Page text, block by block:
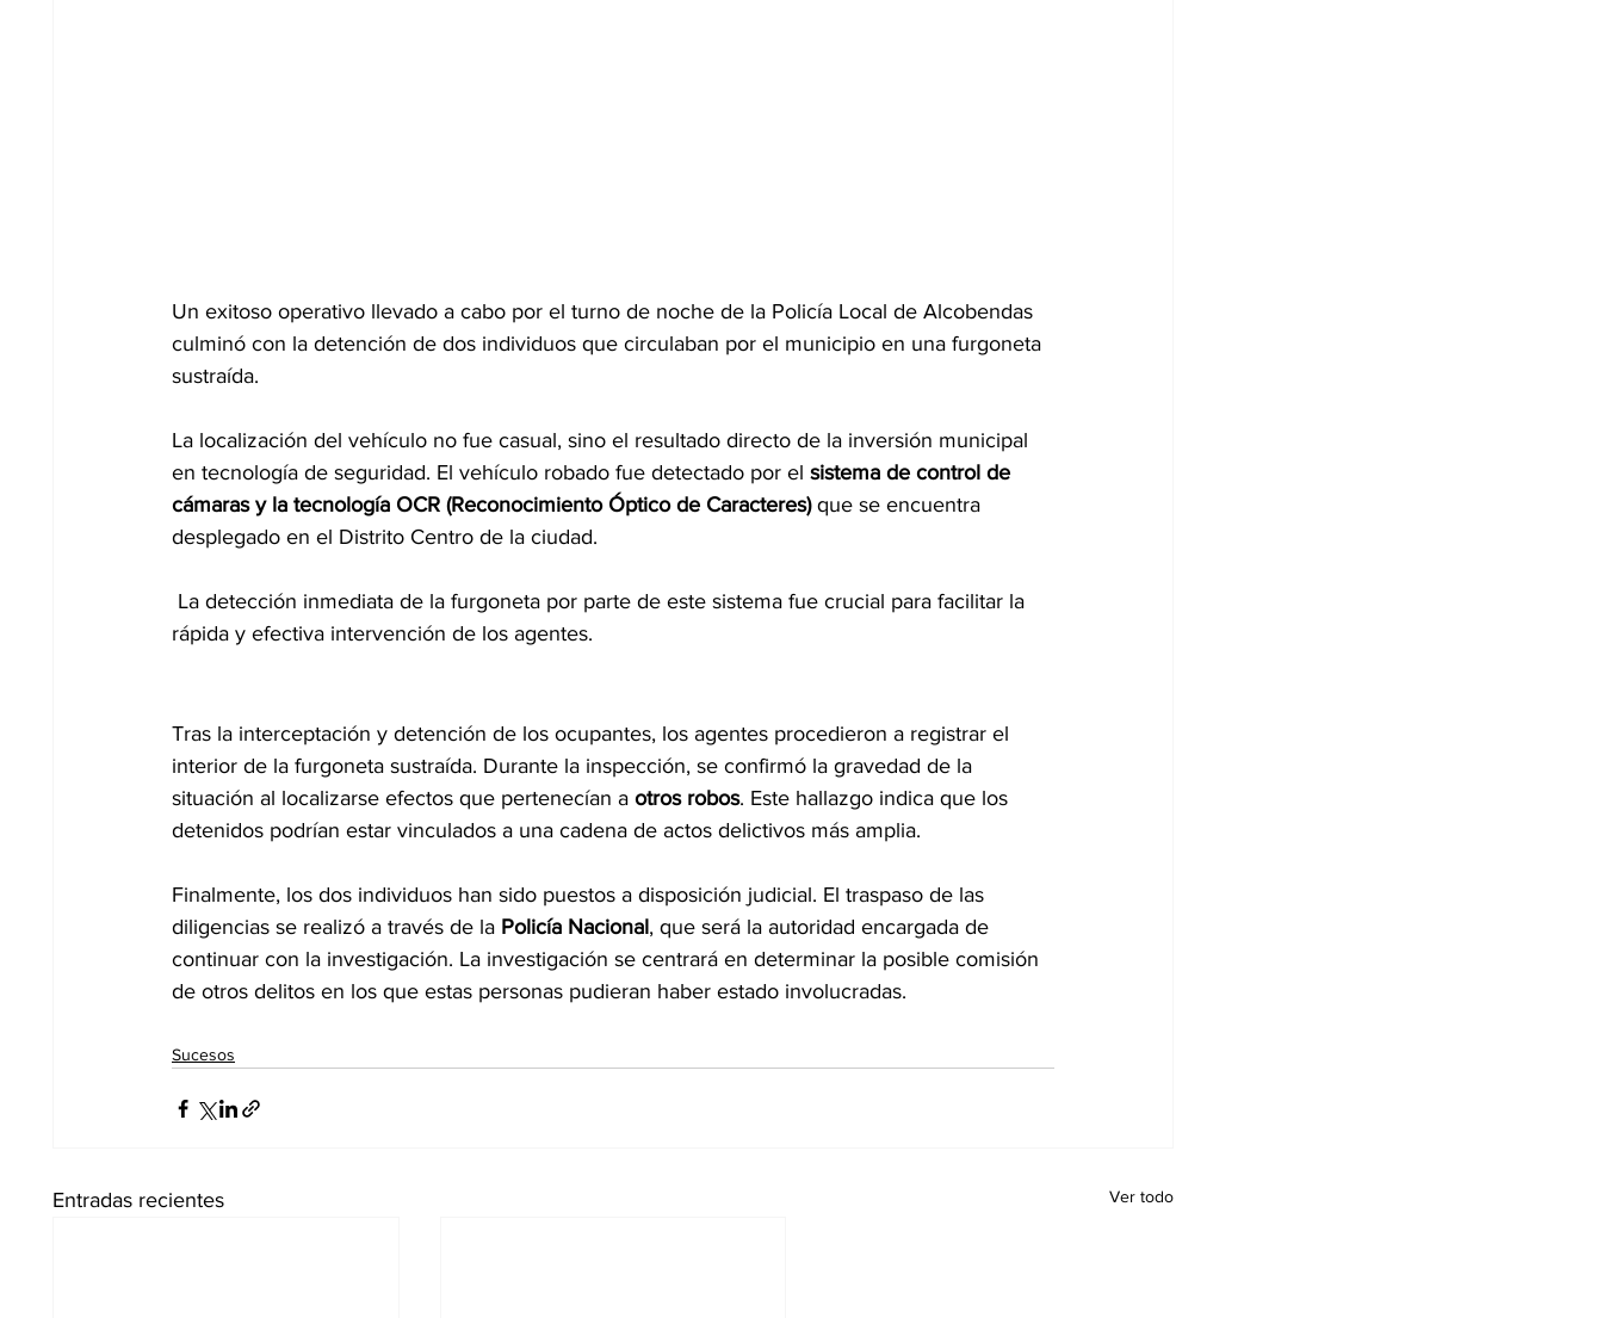
Un exitoso operativo llevado a cabo por el turno de noche de la Policía Local de Alcobendas
culminó con la detención de dos individuos que circulaban por el municipio en una furgoneta
sustraída.
La localización del vehículo no fue casual, sino el resultado directo de la inversión municipal
en tecnología de seguridad. El vehículo robado fue detectado por el sistema de control de
cámaras y la tecnología OCR (Reconocimiento Óptico de Caracteres) que se encuentra
desplegado en el Distrito Centro de la ciudad.
rápida y efectiva intervención de los agentes.
Tras la interceptación y detención de los ocupantes, los agentes procedieron a registrar el
interior de la furgoneta sustraída. Durante la inspección, se confirmó la gravedad de la
situación al localizarse efectos que pertenecían a otros robos. Este hallazgo indica que los
detenidos podrían estar vinculados a una cadena de actos delictivos más amplia.
Finalmente, los dos individuos han sido puestos a disposición judicial. El traspaso de las
diligencias se realizó a través de la Policía Nacional, que será la autoridad encargada de
continuar con la investigación. La investigación se centrará en determinar la posible comisión
de otros delitos en los que estas personas pudieran haber estado involucradas.
Sucesos
Entradas recientes Ver todo